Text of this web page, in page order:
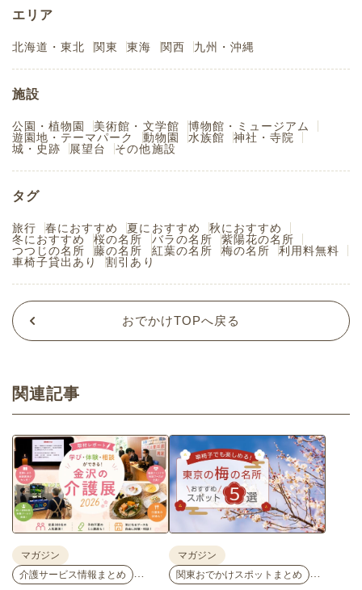
エリア
北海道・東北 関東 東海 関西 九州・沖縄
施設
公園・植物園 美術館・文学館
博物館・ミュージアム
遊園地・テーマパーク
動物園 水族館
神社・寺院
城・史跡
展望台 その他施設
タグ
旅行 春におすすめ 夏におすすめ
秋におすすめ
冬におすすめ
桜の名所 バラの名所
紫陽花の名所
つつじの名所
藤の名所 紅葉の名所 梅の名所
利用料無料
車椅子貸出あり
割引あり
おでかけTOPへ戻る
関連記事
マガジン
介護サービス情報まとめ
マガジン
関東おでかけスポットまとめ